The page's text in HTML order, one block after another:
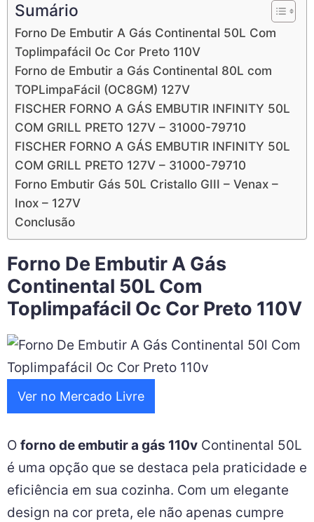
Sumário
Forno De Embutir A Gás Continental 50L Com
Toplimpafácil Oc Cor Preto 110V
Forno de Embutir a Gás Continental 80L com
TOPLimpaFácil (OC8GM) 127V
FISCHER FORNO A GÁS EMBUTIR INFINITY 50L
COM GRILL PRETO 127V – 31000-79710
FISCHER FORNO A GÁS EMBUTIR INFINITY 50L
COM GRILL PRETO 127V – 31000-79710
Forno Embutir Gás 50L Cristallo GIII – Venax –
Inox – 127V
Conclusão
Forno De Embutir A Gás
Continental 50L Com
Toplimpafácil Oc Cor Preto 110V
Ver no Mercado Livre
O forno de embutir a gás 110v Continental 50L
é uma opção que se destaca pela praticidade e
eficiência em sua cozinha. Com um elegante
design na cor preta, ele não apenas cumpre